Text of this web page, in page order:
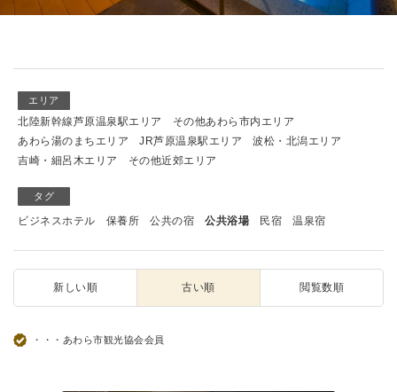
エリア
北陸新幹線芦原温泉駅エリア
その他あわら市内エリア
あわら湯のまちエリア
JR芦原温泉駅エリア
波松・北潟エリア
吉崎・細呂木エリア
その他近郊エリア
タグ
ビジネスホテル 保養所 公共の宿 公共浴場 民宿 温泉宿
新しい順 古い順 閲覧数順
・・・あわら市観光協会会員